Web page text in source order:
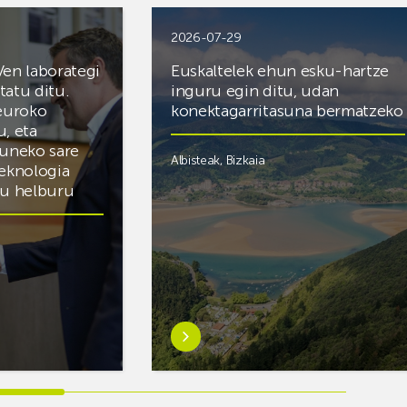
laborategi
ditu.
eta
sare
helburu
2026-07-29
Euskaltelek ehun esku-hartze
inguru egin ditu, udan
konektagarritasuna bermatzeko
Albisteak, Bizkaia
Ezagutu
gehiago:Euskaltelek
ehun
esku-